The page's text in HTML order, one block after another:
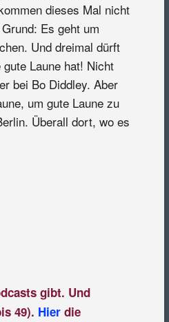
dieses Mal nicht
Es geht um
Und dreimal dürft
Laune hat! Nicht
bei Bo Diddley. Aber
um gute Laune zu
Überall dort, wo es
gibt. Und
49). Hier die